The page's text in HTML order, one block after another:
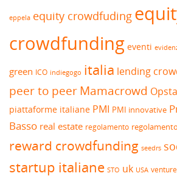
eppela equity crowdfuding
crowdfunding eventi
green ICO indiegogo italia lending
peer to peerMamacrowd
piattaforme italiane PMI PMI innovative
Basso real estate regolamento
reward crowdfunding seedrs
startup italiane STO uk USA